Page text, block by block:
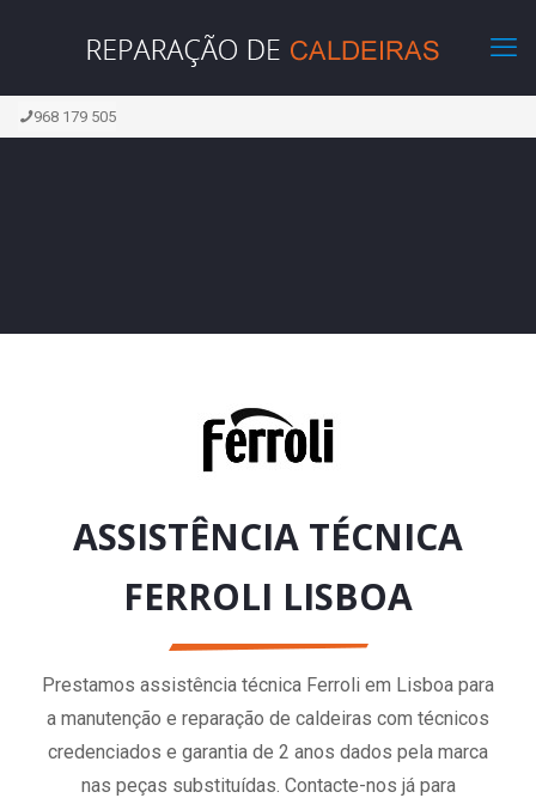
968 179 505
ASSISTÊNCIA TÉCNICA
FERROLI LISBOA
Prestamos assistência técnica Ferroli em Lisboa para
a manutenção e reparação de caldeiras com técnicos
credenciados e garantia de 2 anos dados pela marca
nas peças substituídas. Contacte-nos já para